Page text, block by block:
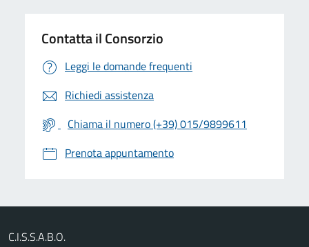
Contatta il Consorzio
Leggi le domande frequenti
Richiedi assistenza
Chiama il numero (+39) 015/9899611
Prenota appuntamento
C.I.S.S.A.B.O.